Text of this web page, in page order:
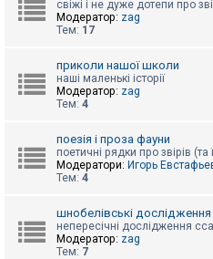
свіжі і не дуже дотепи про
Модератор: zag
Тем: 17
приколи нашої школи
наші маленькі історії
Модератор: zag
Тем: 4
поезія і проза фауни
поетичні рядки про звірів (та
Модератори: Игорь
Тем: 4
шнобелівські дослідження
непересічні дослідження
Модератор: zag
Тем: 7